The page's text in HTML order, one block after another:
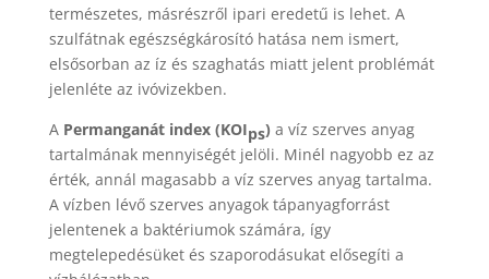
természetes, másrészről ipari eredetű is lehet. A
szulfátnak egészségkárosító hatása nem ismert,
elsősorban az íz és szaghatás miatt jelent problémát
jelenléte az ivóvizekben.
A Permanganát index (KOIps) a víz szerves anyag
tartalmának mennyiségét jelöli. Minél nagyobb ez az
érték, annál magasabb a víz szerves anyag tartalma.
A vízben lévő szerves anyagok tápanyagforrást
jelentenek a baktériumok számára, így
megtelepedésüket és szaporodásukat elősegíti a